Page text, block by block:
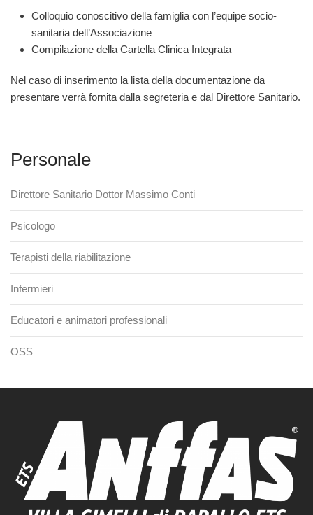
Colloquio conoscitivo della famiglia con l’equipe socio-
sanitaria dell’Associazione
Compilazione della Cartella Clinica Integrata
Nel caso di inserimento la lista della documentazione da
presentare verrà fornita dalla segreteria e dal Direttore Sanitario.
Personale
Direttore Sanitario Dottor Massimo Conti
Psicologo
Terapisti della riabilitazione
Infermieri
Educatori e animatori professionali
OSS